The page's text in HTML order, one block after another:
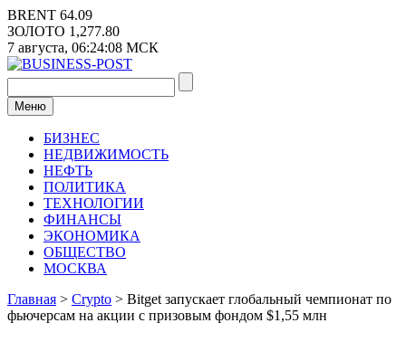
Перейти
к
содержимому
BRENT 64.09
ЗОЛОТО 1,277.80
7 августа, 06:24:09 МСК
Меню
БИЗНЕС
НЕДВИЖИМОСТЬ
НЕФТЬ
ПОЛИТИКА
ТЕХНОЛОГИИ
ФИНАНСЫ
ЭКОНОМИКА
ОБЩЕСТВО
МОСКВА
Главная > Crypto > Bitget запускает глобальный чемпионат по
фьючерсам на акции с призовым фондом $1,55 млн